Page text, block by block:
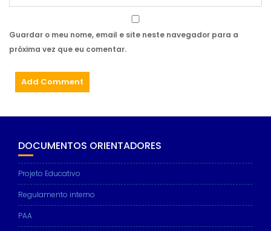
Guardar o meu nome, email e site neste navegador para a
próxima vez que eu comentar.
DOCUMENTOS ORIENTADORES
Projeto Educativo
Regulamento interno
PAA